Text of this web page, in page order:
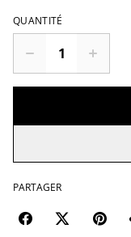
QUANTITÉ
PARTAGER